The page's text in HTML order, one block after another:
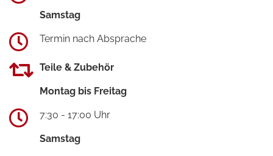
Samstag
Termin nach Absprache
Teile & Zubehör
Montag bis Freitag
7:30 - 17:00 Uhr
Samstag